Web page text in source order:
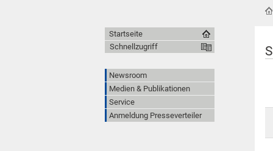
Startseite
Schnellzugriff
Newsroom
Medien & Publikationen
Service
Anmeldung Presseverteiler